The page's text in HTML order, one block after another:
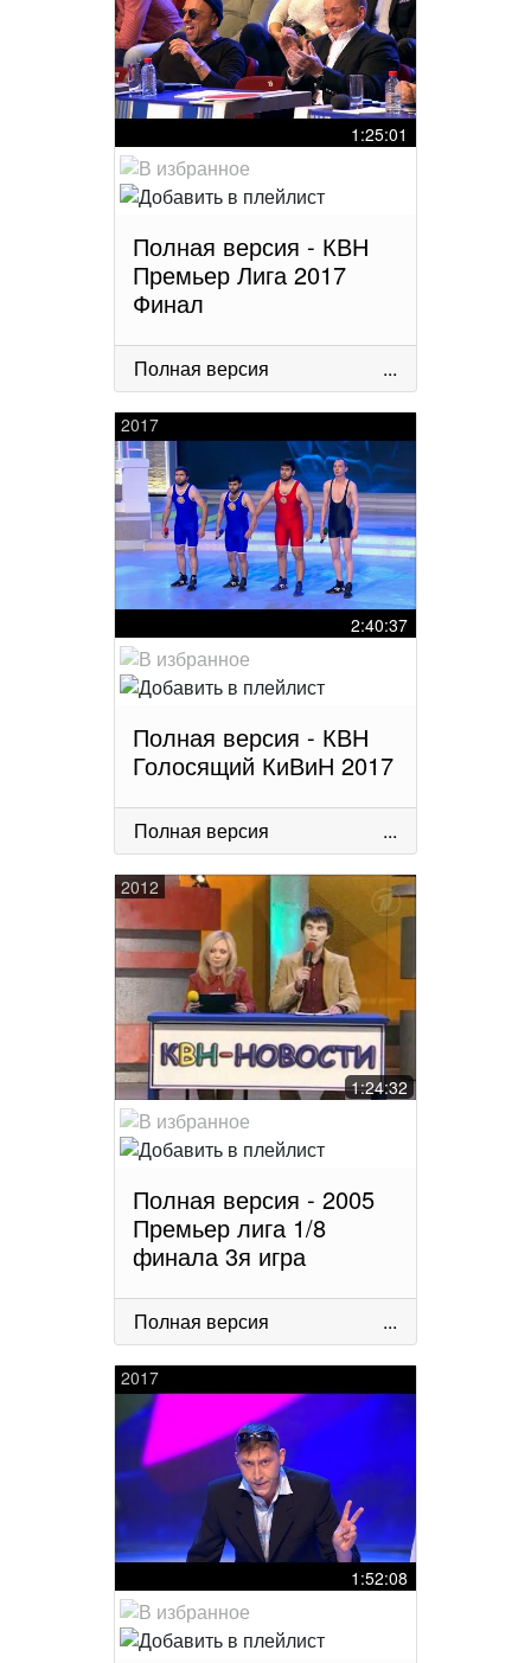
1:25:01
Полная версия - КВН
Премьер Лига 2017
Финал
Полная версия ...
2017
2:40:37
Полная версия - КВН
Голосящий КиВиН 2017
Полная версия ...
2012
1:24:32
Полная версия - 2005
Премьер лига 1/8
финала 3я игра
Полная версия ...
2017
1:52:08